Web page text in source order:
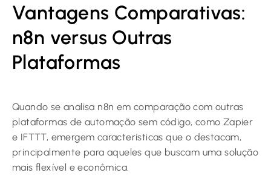
Vantagens Comparativas:
n8n versus Outras
Plataformas
Quando se analisa n8n em comparação com outras
plataformas de automação sem código, como Zapier
e IFTTT, emergem características que o destacam,
principalmente para aqueles que buscam uma solução
mais flexível e econômica.